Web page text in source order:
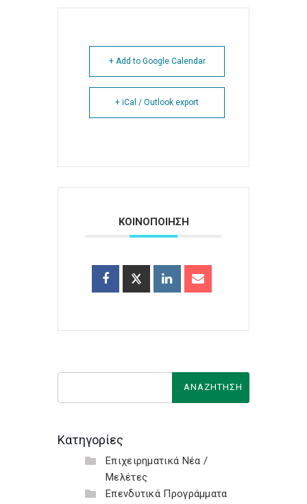
+ Add to Google Calendar
+ iCal / Outlook export
ΚΟΙΝΟΠΟΙΗΣΗ
Κατηγορίες
Επιχειρηματικά Νέα /
Μελέτες
Επενδυτικά Προγράμματα